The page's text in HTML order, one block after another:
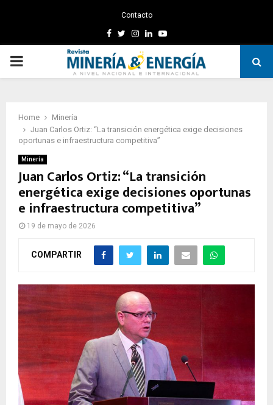
Contacto
Facebook
TwitterInstagram
LinkedinYoutube
PRIMARY
Home
Minería
Juan Carlos Ortiz: “La transición energética exige decisiones
oportunas e infraestructura competitiva”
Minería
Juan Carlos Ortiz: “La transición
energética exige decisiones oportunas
e infraestructura competitiva”
19 de mayo de 2026
COMPARTIR